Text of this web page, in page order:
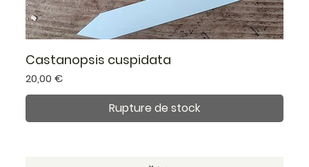
Castanopsis cuspidata
Prix
20,00 €
Rupture de stock